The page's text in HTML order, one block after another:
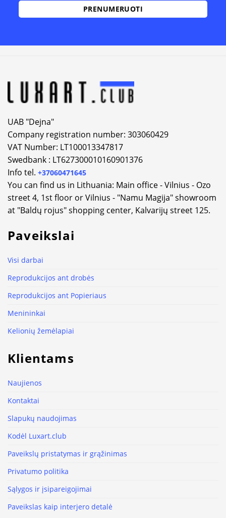
UAB "Dejna"
Company registration number: 303060429
VAT Number: LT100013347817
Swedbank : LT627300010160901376
Info tel. +37060471645
You can find us in Lithuania: Main office - Vilnius - Ozo
street 4, 1st floor or Vilnius - "Namu Magija" showroom
at "Baldų rojus" shopping center, Kalvarijų street 125.
Paveikslai
Visi darbai
Reprodukcijos ant drobės
Reprodukcijos ant Popieriaus
Menininkai
Kelionių žemėlapiai
Klientams
Naujienos
Kontaktai
Slapukų naudojimas
Kodėl Luxart.club
Paveikslų pristatymas ir grąžinimas
Privatumo politika
Sąlygos ir įsipareigojimai
Paveikslas kaip interjero detalė